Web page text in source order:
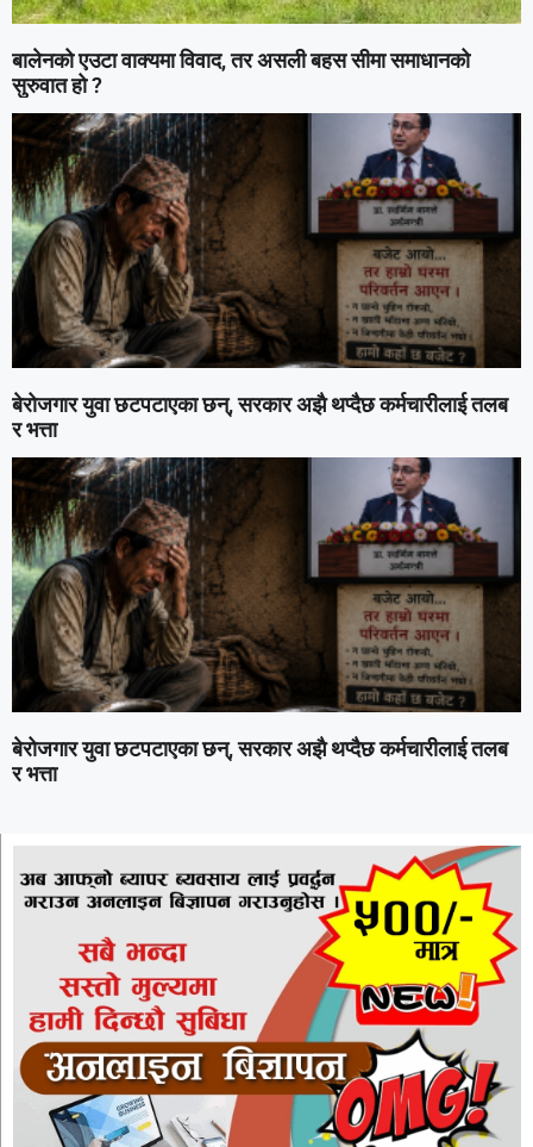
बालेनको एउटा वाक्यमा विवाद, तर असली बहस सीमा समाधानको
सुरुवात हो ?
बेरोजगार युवा छटपटाएका छन्, सरकार अझै थप्दैछ कर्मचारीलाई तलब
र भत्ता
बेरोजगार युवा छटपटाएका छन्, सरकार अझै थप्दैछ कर्मचारीलाई तलब
र भत्ता